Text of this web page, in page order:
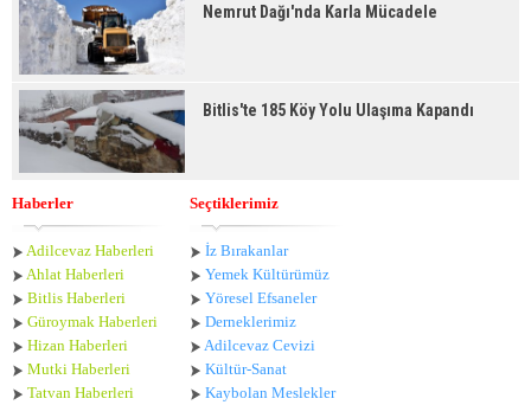
Nemrut Dağı'nda Karla Mücadele
Bitlis'te 185 Köy Yolu Ulaşıma Kapandı
Haberler
Adilcevaz Haberleri
Ahlat Haberleri
Bitlis Haberleri
Güroymak Haberleri
Hizan Haberleri
Mutki Haberleri
Tatvan Haberleri
Seçtiklerimiz
İz Bırakanlar
Yemek Kültürümüz
Yöresel Efsaneler
Derneklerimiz
Adilcevaz Cevizi
Kültür-Sanat
Kaybolan Meslekler